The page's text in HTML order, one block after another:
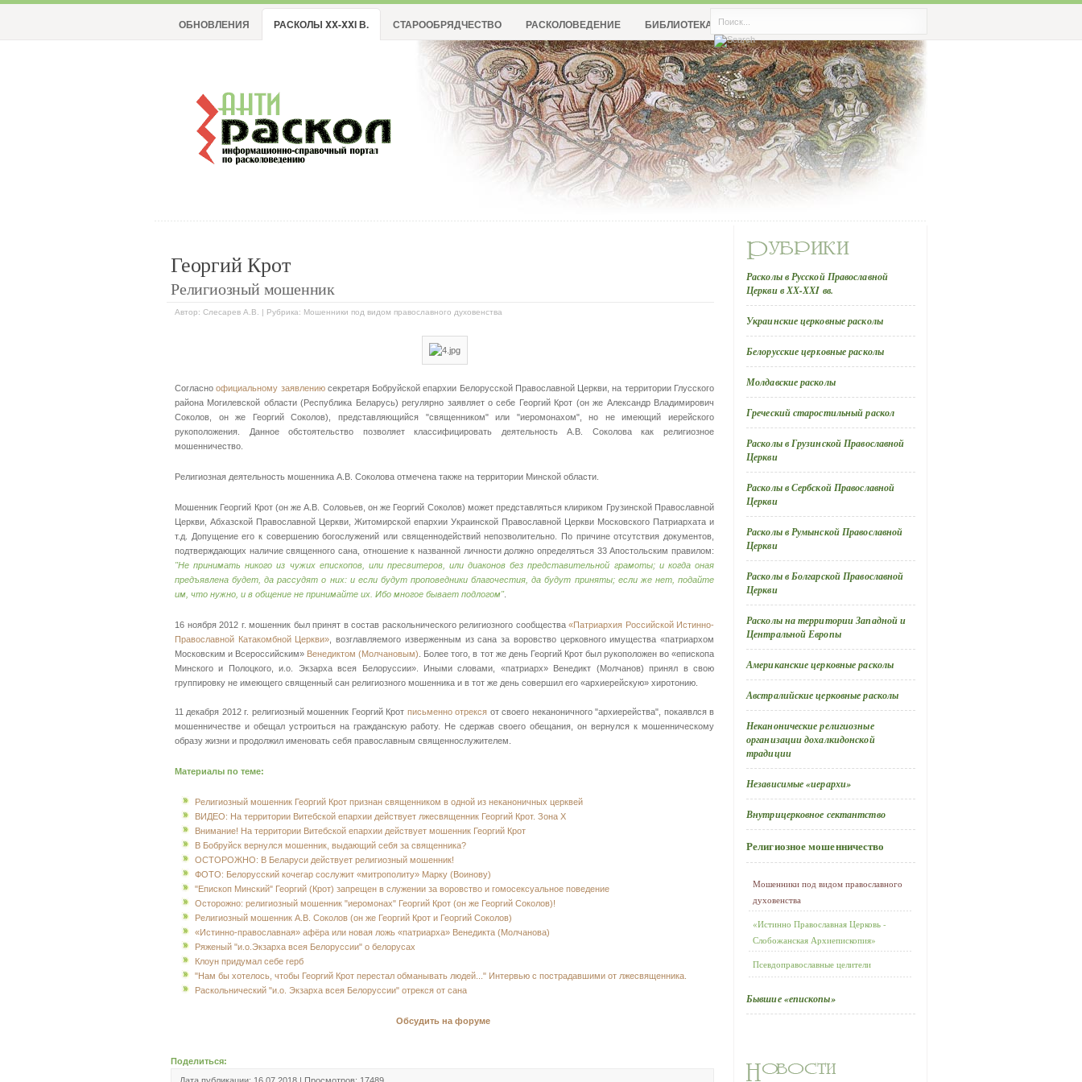
ОБНОВЛЕНИЯ РАСКОЛЫ XX-XXI В. СТАРООБРЯДЧЕСТВО РАСКОЛОВЕДЕНИЕ БИБЛИОТЕКА
Георгий Крот
Религиозный мошенник
Автор: Слесарев А.В. | Рубрика: Мошенники под видом православного духовенства
Согласноофициальному заявлениюсекретаря Бобруйской епархии Белорусской Православной Церкви, на территории Глусского
района Могилевской области (Республика Беларусь) регулярно заявляет о себе Георгий Крот (он же Александр Владимирович
Соколов, он же Георгий Соколов), представляющийся "священником" или "иеромонахом", но не имеющий иерейского
рукоположения. Данное обстоятельство позволяет классифицировать деятельность А.В. Соколова как религиозное
мошенничество.
Религиозная деятельность мошенника А.В. Соколова отмечена также на территории Минской области.
Мошенник Георгий Крот (он же А.В. Соловьев, он же Георгий Соколов) может представляться клириком Грузинской Православной
Церкви, Абхазской Православной Церкви, Житомирской епархии Украинской Православной Церкви Московского Патриархата и
т.д. Допущение его к совершению богослужений или священнодействий непозволительно. По причине отсутствия документов,
подтверждающих наличие священного сана, отношение к названной личности должно определяться 33 Апостольским правилом:
"Не принимать никого из чужих епископов, или пресвитеров, или диаконов без представительной грамоты; и когда оная
предъявлена будет, да рассудят о них: и если будут проповедники благочестия, да будут приняты; если же нет, подайте
им, что нужно, и в общение не принимайте их. Ибо многое бывает подлогом".
16 ноября 2012 г. мошенник был принят в состав раскольнического религиозного сообщества «Патриархия Российской Истинно-
Православной Катакомбной Церкви» , возглавляемого изверженным из сана за воровство церковного имущества «патриархом
Московским и Всероссийским» Венедиктом (Молчановым)
. Более того, в тот же день Георгий Крот был рукоположен во «епископа
Минского и Полоцкого, и.о. Экзарха всея Белоруссии». Иными словами, «патриарх» Венедикт (Молчанов) принял в свою
группировку не имеющего священный сан религиозного мошенника и в тот же день совершил его «архиерейскую» хиротонию.
11 декабря 2012 г. религиозный мошенник Георгий Крот письменно отрекся от своего неканоничного "архиерейства", покаявлся в
мошенничестве и обещал устроиться на гражданскую работу. Не сдержав своего обещания, он вернулся к мошенническому
образу жизни и продолжил именовать себя православным священнослужителем.
Материалы по теме:
Религиозный мошенник Георгий Крот признан священником в одной из неканоничных церквей
ВИДЕО: На территории Витебской епархии действует лжесвященник Георгий Крот. Зона Х
Внимание! На территории Витебской епархии действует мошенник Георгий Крот
В Бобруйск вернулся мошенник, выдающий себя за священника?
ОСТОРОЖНО: В Беларуси действует религиозный мошенник!
ФОТО: Белорусский кочегар сослужит «митрополиту» Марку (Воинову)
"Епископ Минский" Георгий (Крот) запрещен в служении за воровство и гомосексуальное поведение
Осторожно: религиозный мошенник "иеромонах" Георгий Крот (он же Георгий Соколов)!
Религиозный мошенник А.В. Соколов (он же Георгий Крот и Георгий Соколов)
«Истинно-православная» афёра или новая ложь «патриарха» Венедикта (Молчанова)
Ряженый "и.о.Экзарха всея Белоруссии" о белорусах
Клоун придумал себе герб
"Нам бы хотелось, чтобы Георгий Крот перестал обманывать людей..." Интервью с пострадавшими от лжесвященника.
Раскольнический "и.о. Экзарха всея Белоруссии" отрекся от сана
Обсудить на форуме
Поделиться:
Расколы в Русской Православной
Церкви в ХХ-ХХI вв.
Украинские церковные расколы
Белорусские церковные расколы
Молдавские расколы
Греческий старостильный раскол
Расколы в Грузинской Православной
Церкви
Расколы в Сербской Православной
Церкви
Расколы в Румынской Православной
Церкви
Расколы в Болгарской Православной
Церкви
Расколы на территории Западной и
Центральной Европы
Американские церковные расколы
Австралийские церковные расколы
Неканонические религиозные
организации дохалкидонской
традиции
Независимые «иерархи»
Внутрицерковное сектантство
Религиозное мошенничество
Мошенники под видом православного
духовенства
«Истинно Православная Церковь -
Слобожанская Архиепископия»
Псевдоправославные целители
Бывшие «епископы»